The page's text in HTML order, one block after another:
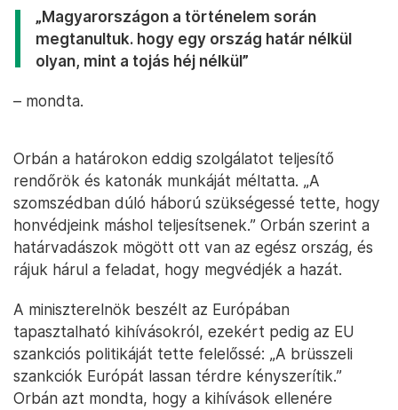
„Magyarországon a történelem során
megtanultuk. hogy egy ország határ nélkül
olyan, mint a tojás héj nélkül”
– mondta.
Orbán a határokon eddig szolgálatot teljesítő
rendőrök és katonák munkáját méltatta. „A
szomszédban dúló háború szükségessé tette, hogy
honvédjeink máshol teljesítsenek.” Orbán szerint a
határvadászok mögött ott van az egész ország, és
rájuk hárul a feladat, hogy megvédjék a hazát.
A miniszterelnök beszélt az Európában
tapasztalható kihívásokról, ezekért pedig az EU
szankciós politikáját tette felelőssé: „A brüsszeli
szankciók Európát lassan térdre kényszerítik.”
Orbán azt mondta, hogy a kihívások ellenére